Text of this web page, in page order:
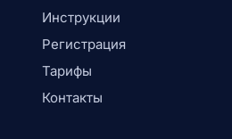
Инструкции
Регистрация
Тарифы
Контакты